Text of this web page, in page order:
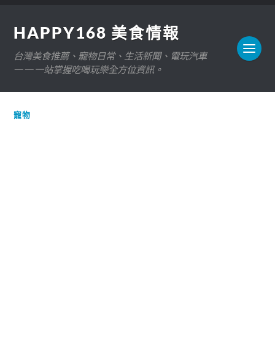
HAPPY168 美食情報
台灣美食推薦、寵物日常、生活新聞、電玩汽車
——一站掌握吃喝玩樂全方位資訊。
寵物